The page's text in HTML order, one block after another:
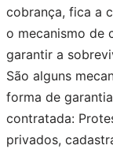
cobrança, fica a
o mecanismo de
garantir a
São alguns
forma de
contratada:
privados,